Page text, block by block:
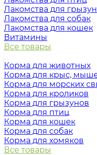
Лакомства для
Лакомства для собак
Лакомства для кошек
Витамины
Все товары
Корма для животных
Корма для крыс,
Корма для морских
Корма для кроликов
Корма для грызунов
Корма для птиц
Корма для кошек
Корма для собак
Корма для хомяков
Все товары